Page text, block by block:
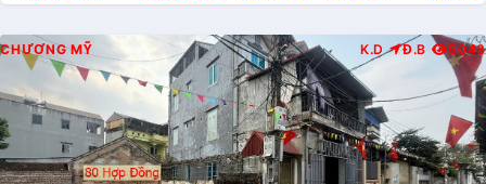
CHƯƠNG MỸ K.D Đ.B 5043